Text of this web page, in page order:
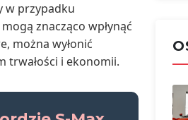
w przypadku
znacząco wpłynąć
można wyłonić
trwałości i ekonomii.